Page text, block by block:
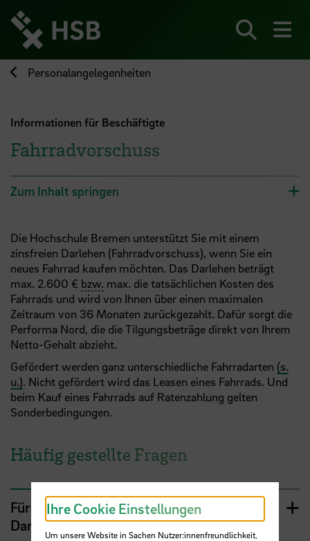
zum
Seiteninhalt
springen
Personalangelegenheiten
Informationen für Beschäftigte
Fahrradvorschuss
Zum Inhalt springen
Die Hochschule Bremen unterstützt Sie mit einem
zinsfreien Darlehen (Fahrradvorschuss), wenn Sie ein
neues Fahrrad kaufen möchten. Das Darlehen beträgt
max. 2.600 € bzw. max. die tatsächlichen Kosten des
Fahrrads und wird von Ihnen über einen maximalen
Zeitraum von 36 Monaten zurückgezahlt. Dafür sorgt die
Performa Nord, die die Tilgungsbeträge direkt von Ihrem
Netto-Gehalt abzieht.
Gefördert werden ganz unterschiedliche Fahrradarten (s.
u.). Nicht gefördert wird das Leasen eines Fahrrads. Und
beim Kauf eines Fahrrads auf Ratenzahlung gelten
Sonderbedingungen.
Häufig gestellte Fragen
Für welche Fahrradarten kann das zinsfreie
Darlehen beantragt werden?
Ihre Cookie Einstellungen
Um unsere Website in Sachen Nutzer:innenfreundlichkeit,